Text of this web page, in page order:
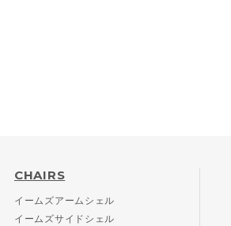
CHAIRS
イームズアームシェル
イームズサイドシェル